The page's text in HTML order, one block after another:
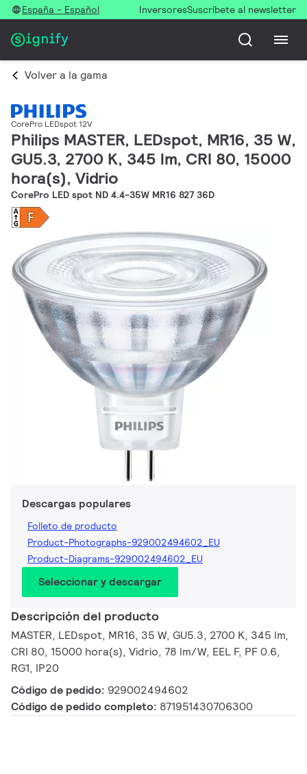
España - Español InversoresSuscríbete al newsletter
Volver a la gama
CorePro LEDspot 12V
Philips MASTER, LEDspot, MR16, 35 W,
GU5.3, 2700 K, 345 lm, CRI 80, 15000
hora(s), Vidrio
CorePro LED spot ND 4.4-35W MR16 827 36D
Descargas populares
Folleto de producto
Product-Photographs-929002494602_EU
Product-Diagrams-929002494602_EU
Seleccionar y descargar
Descripción del producto
MASTER, LEDspot, MR16, 35 W, GU5.3, 2700 K, 345 lm,
CRI 80, 15000 hora(s), Vidrio, 78 lm/W, EEL F, PF 0.6,
RG1, IP20
Código de pedido: 929002494602
Código de pedido completo: 871951430706300